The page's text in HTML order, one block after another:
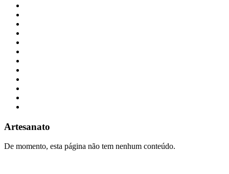
Artesanato
De momento, esta página não tem nenhum conteúdo.